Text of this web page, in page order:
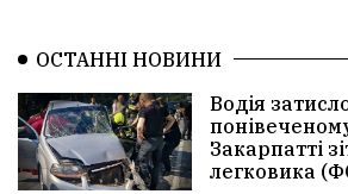
ОСТАННІ НОВИНИ
Водія
Закарпатті
легковика